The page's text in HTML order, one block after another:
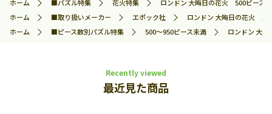
ホーム
■パズル特集 花火特集
ロンドン 大晦日の花火 500ピー
ホーム
■取り扱いメーカー エポック社
ロンドン 大晦日の花火
ホーム
■ピース数別パズル特集 500～950ピース未満 ロンドン 大
Recently viewed
最近見た商品